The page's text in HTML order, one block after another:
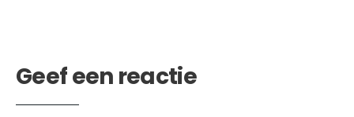
Geef een reactie